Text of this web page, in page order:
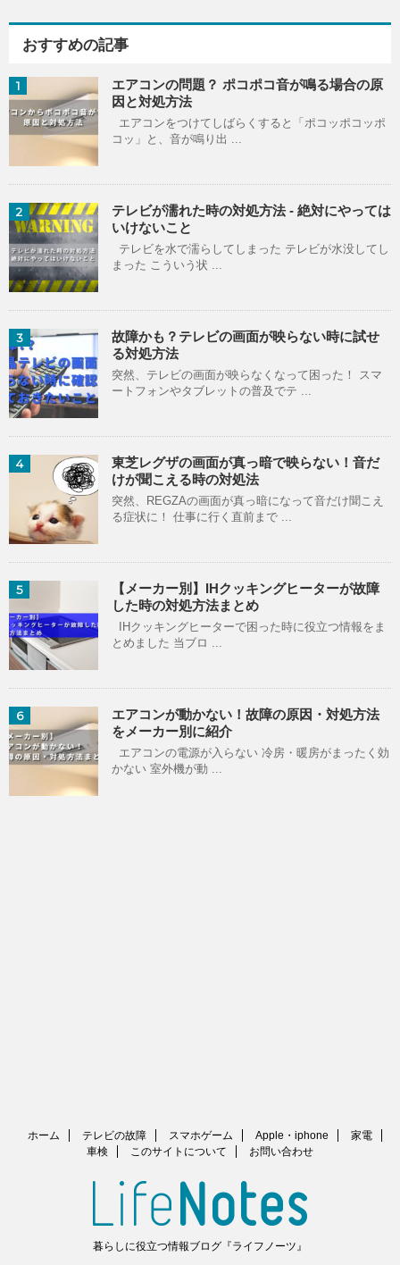
おすすめの記事
1
エアコンの問題？ ポコポコ音が鳴る場合の原
因と対処方法
エアコンをつけてしばらくすると「ポコッポコッポ
コッ」と、音が鳴り出 ...
2
テレビが濡れた時の対処方法 - 絶対にやっては
いけないこと
テレビを水で濡らしてしまった テレビが水没してし
まった こういう状 ...
3
故障かも？テレビの画面が映らない時に試せ
る対処方法
突然、テレビの画面が映らなくなって困った！ スマ
ートフォンやタブレットの普及でテ ...
4
東芝レグザの画面が真っ暗で映らない！音だ
けが聞こえる時の対処法
突然、REGZAの画面が真っ暗になって音だけ聞こえ
る症状に！ 仕事に行く直前まで ...
5
【メーカー別】IHクッキングヒーターが故障
した時の対処方法まとめ
IHクッキングヒーターで困った時に役立つ情報をま
とめました 当ブロ ...
6
エアコンが動かない！故障の原因・対処方法
をメーカー別に紹介
エアコンの電源が入らない 冷房・暖房がまったく効
かない 室外機が動 ...
ホーム テレビの故障 スマホゲーム Apple・iphone
家電
車検
このサイトについて お問い合わせ
暮らしに役立つ情報ブログ『ライフノーツ』